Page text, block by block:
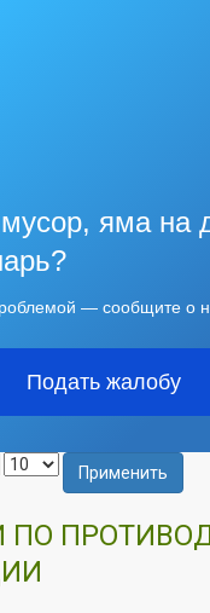
яма на
— сообщите о
Подать жалобу
Применить
ПО